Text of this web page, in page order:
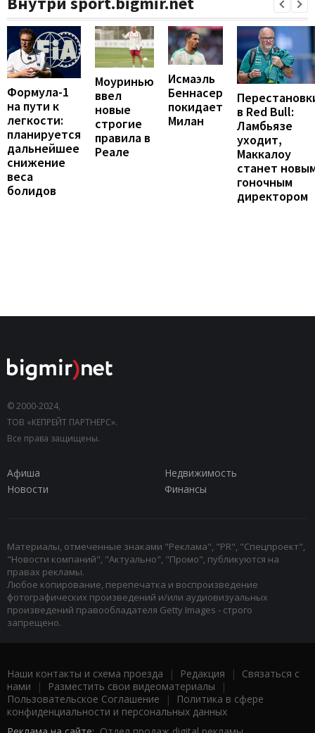
Формула-1
на пути к
легкости:
планируется
дальнейшее
снижение
веса
болидов
Моуринью
ввел
новые
строгие
правила в
Реале
Исмаэль
Беннасер
покидает
Милан
в Red Bull:
Ламбьязе
уходит,
Маккалоу
станет
гоночным
директором
© 2000-2024,
ТОВ «КЕПРЕЙТ ПАРТНЕРС».
Все права защищены.
Афиша
Недвижимость
Новости
Финансы
Материалы, отмеченные знаками "Реклама", "PR", "Спецпроект",
"Новости компаний", "Актуально", "Промо", публикуются на
правах рекламы.
Любое копирование, перепечатка и воспроизведение
фотографических произведений и/или аудиовизуальных
произведений правообладателя Getty Images - строго
запрещено.
Наши контакты и схема проезда | Редакция | Связаться с
нами | Разместить свои видеоматериалы |
Пользовательское Соглашение |
Политика в сфере
конфиденциальности и персональных данных